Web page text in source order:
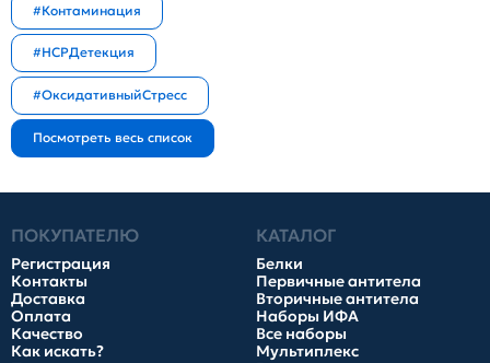
#Контаминация
#HCPДетекция
#ОксидативныйСтресс
ПОКУПАТЕЛЮ
Регистрация
Контакты
Доставка
Оплата
Качество
Как искать?
КАТАЛОГ
Белки
Первичные антитела
Вторичные антитела
Наборы ИФА
Все наборы
Мультиплекс